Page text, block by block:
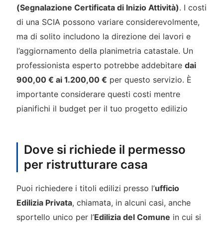
(Segnalazione Certificata di Inizio Attività). I costi
di una SCIA possono variare considerevolmente,
ma di solito includono la direzione dei lavori e
l’aggiornamento della planimetria catastale. Un
professionista esperto potrebbe addebitare dai
900,00 € ai 1.200,00 € per questo servizio. È
importante considerare questi costi mentre
pianifichi il budget per il tuo progetto edilizio
Dove si richiede il permesso
per ristrutturare casa
Puoi richiedere i titoli edilizi presso l’ufficio
Edilizia Privata, chiamata, in alcuni casi, anche
sportello unico per l’Edilizia del Comune in cui si